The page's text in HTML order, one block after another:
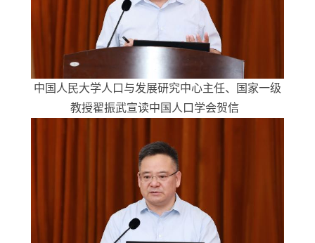
中国人民大学人口与发展研究中心主任、国家一级
教授翟振武宣读中国人口学会贺信